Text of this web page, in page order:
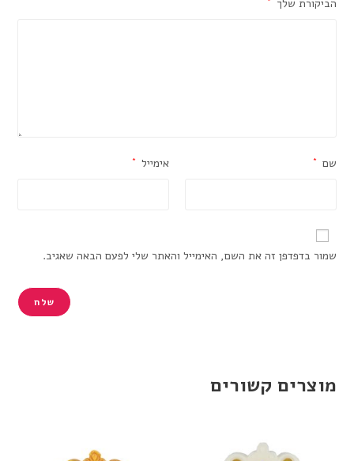
הביקורת שלך
שם * אימייל *
שמור בדפדפן זה את השם, האימייל והאתר שלי לפעם הבאה שאגיב.
מוצרים קשורים